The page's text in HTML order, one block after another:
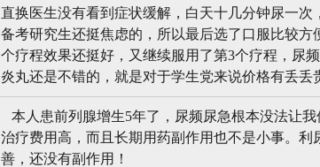
直换医生没有看到症状缓解，白天十几分钟尿一
备考研究生还挺焦虑的，所以最后选了口服比较方
个疗程效果还挺好，又继续服用了第3个疗程，尿
炎丸还是不错的，就是对于学生党来说价格有丢丢
本人患前列腺增生5年了，尿频尿急根本没法让
治疗费用高，而且长期用药副作用也不是小事。利
善，还没有副作用！